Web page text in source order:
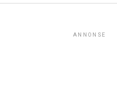
ANNONSE